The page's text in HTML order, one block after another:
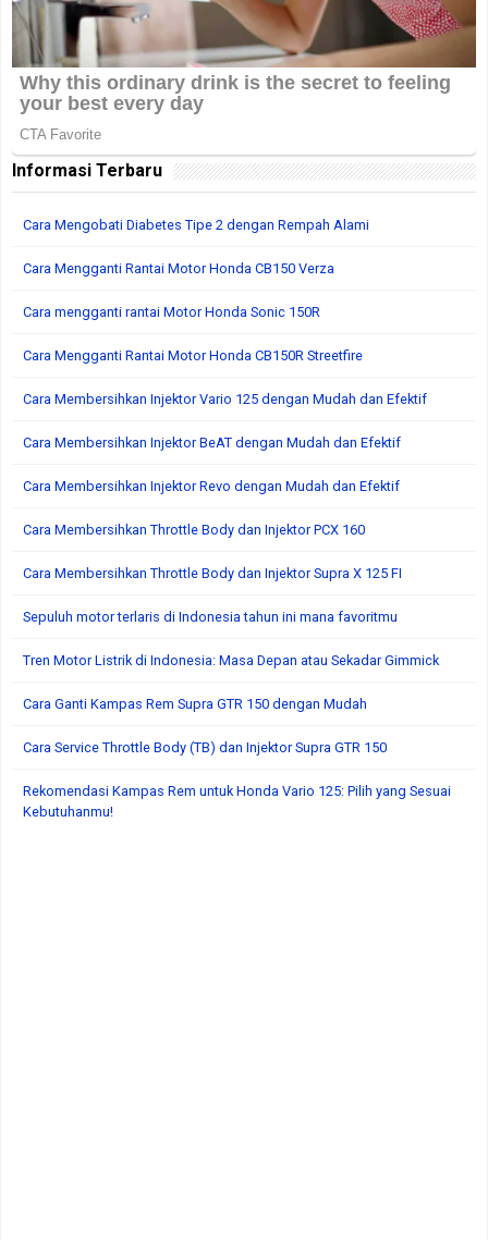
Informasi Terbaru
Cara Mengobati Diabetes Tipe 2 dengan Rempah Alami
Cara Mengganti Rantai Motor Honda CB150 Verza
Cara mengganti rantai Motor Honda Sonic 150R
Cara Mengganti Rantai Motor Honda CB150R Streetfire
Cara Membersihkan Injektor Vario 125 dengan Mudah dan Efektif
Cara Membersihkan Injektor BeAT dengan Mudah dan Efektif
Cara Membersihkan Injektor Revo dengan Mudah dan Efektif
Cara Membersihkan Throttle Body dan Injektor PCX 160
Cara Membersihkan Throttle Body dan Injektor Supra X 125 FI
Sepuluh motor terlaris di Indonesia tahun ini mana favoritmu
Tren Motor Listrik di Indonesia: Masa Depan atau Sekadar Gimmick
Cara Ganti Kampas Rem Supra GTR 150 dengan Mudah
Cara Service Throttle Body (TB) dan Injektor Supra GTR 150
Rekomendasi Kampas Rem untuk Honda Vario 125: Pilih yang Sesuai
Kebutuhanmu!